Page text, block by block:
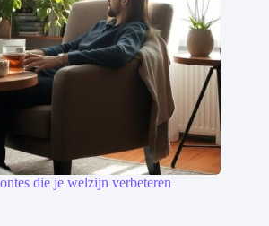
die je welzijn verbeteren